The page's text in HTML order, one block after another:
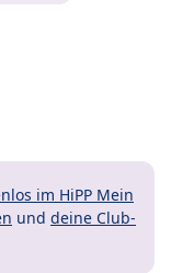
im HiPP Mein
und deine Club-